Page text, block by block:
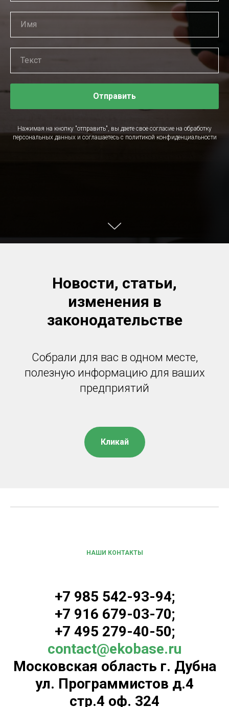
Имя
Текст
Отправить
Нажимая на кнопку "отправить", вы даете свое согласие на обработку
персональных данных и соглашаетесь c политикой конфиденциальности
Новости, статьи,
изменения в
законодательстве
Собрали для вас в одном месте,
полезную информацию для ваших
предприятий
Кликай
НАШИ КОНТАКТЫ
+7 985 542-93-94;
+7 916 679-03-70;
+7 495 279-40-50;
contact@ekobase.ru
Московская область г. Дубна
ул. Программистов д.4
стр.4 оф. 324